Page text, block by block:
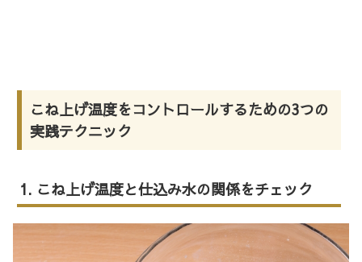
こね上げ温度をコントロールするための3つの
実践テクニック
1. こね上げ温度と仕込み水の関係をチェック